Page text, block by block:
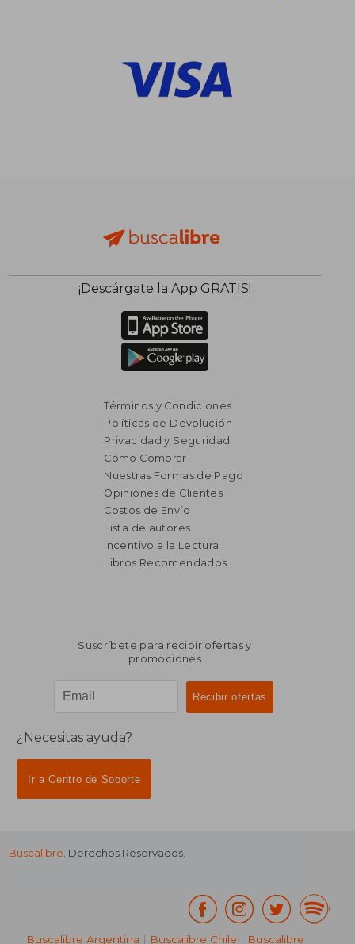
¡Descárgate la App GRATIS!
Términos y Condiciones
Políticas de Devolución
Privacidad y Seguridad
Cómo Comprar
Nuestras Formas de Pago
Opiniones de Clientes
Costos de Envío
Lista de autores
Incentivo a la Lectura
Libros Recomendados
Suscríbete para recibir ofertas y
promociones
¿Necesitas ayuda?
Ir a Centro de Soporte
Buscalibre. Derechos Reservados.
Buscalibre Argentina | Buscalibre Chile | Buscalibre